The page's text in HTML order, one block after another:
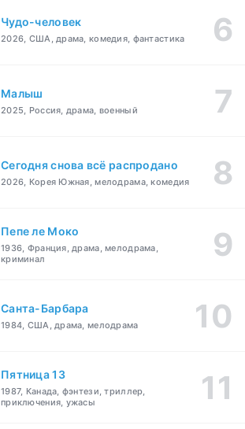
Чудо-человек
2026, США, драма, комедия, фантастика
Малыш
2025, Россия, драма, военный
Сегодня снова всё распродано
2026, Корея Южная, мелодрама, комедия
Пепе ле Моко
1936, Франция, драма, мелодрама,
криминал
Санта-Барбара
1984, США, драма, мелодрама
Пятница 13
1987, Канада, фэнтези, триллер,
приключения, ужасы